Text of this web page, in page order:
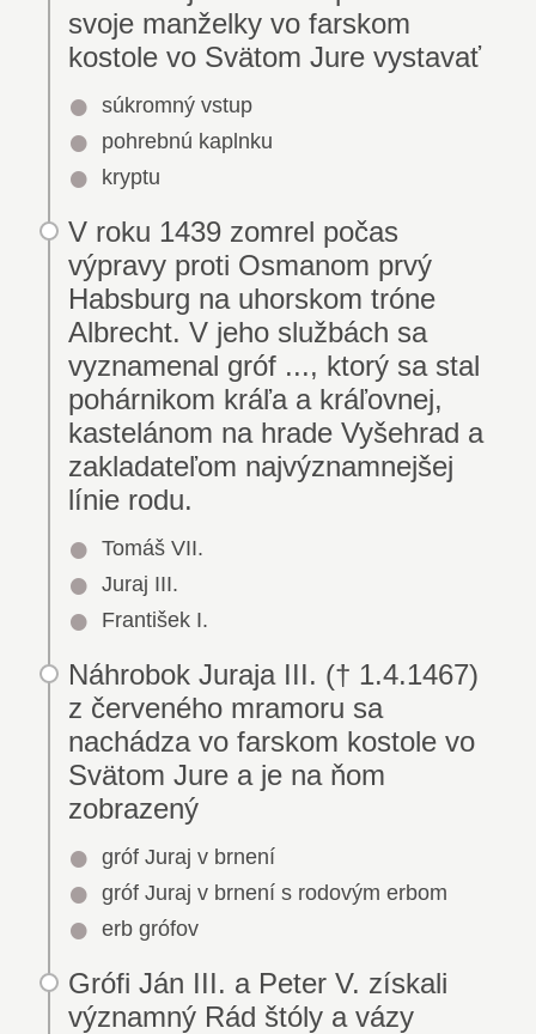
svoje manželky vo farskom
kostole vo Svätom Jure vystavať
súkromný vstup
pohrebnú kaplnku
kryptu
V roku 1439 zomrel počas
výpravy proti Osmanom prvý
Habsburg na uhorskom tróne
Albrecht. V jeho službách sa
vyznamenal gróf ..., ktorý sa stal
pohárnikom kráľa a kráľovnej,
kastelánom na hrade Vyšehrad a
zakladateľom najvýznamnejšej
línie rodu.
Tomáš VII.
Juraj III.
František I.
Náhrobok Juraja III. († 1.4.1467)
z červeného mramoru sa
nachádza vo farskom kostole vo
Svätom Jure a je na ňom
zobrazený
gróf Juraj v brnení
gróf Juraj v brnení s rodovým erbom
erb grófov
Grófi Ján III. a Peter V. získali
významný Rád štóly a vázy